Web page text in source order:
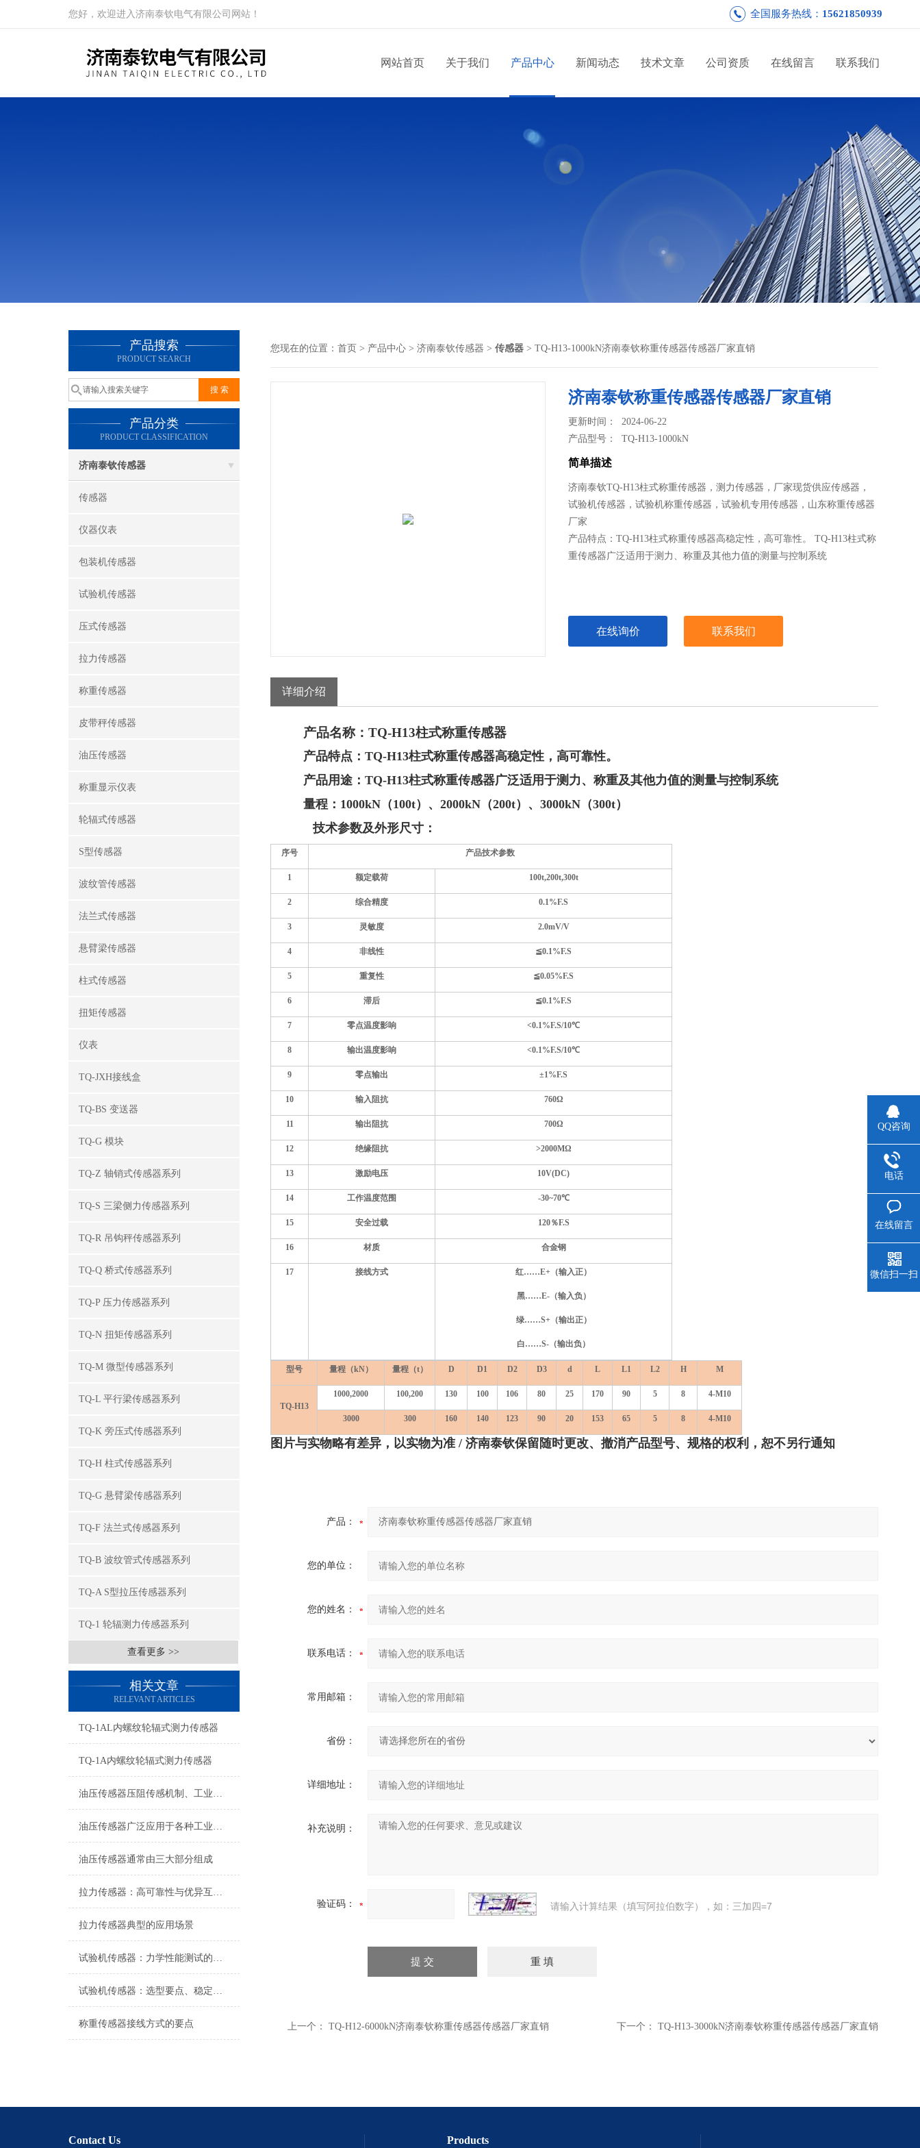
您好，欢迎进入济南泰钦电气有限公司网站！ 全国服务热线： 15621850939
网站首页 关于我们 产品中心 新闻动态 技术文章 公司资质 在线留言 联系我们
产品搜索
PRODUCT SEARCH
产品分类
PRODUCT CLASSIFICATION
济南泰钦传感器
传感器
仪器仪表
包装机传感器
试验机传感器
压式传感器
拉力传感器
称重传感器
皮带秤传感器
油压传感器
称重显示仪表
轮辐式传感器
S型传感器
波纹管传感器
法兰式传感器
悬臂梁传感器
柱式传感器
扭矩传感器
仪表
TQ-JXH接线盒
TQ-BS 变送器
TQ-G 模块
TQ-Z 轴销式传感器系列
TQ-S 三梁侧力传感器系列
TQ-R 吊钩秤传感器系列
TQ-Q 桥式传感器系列
TQ-P 压力传感器系列
TQ-N 扭矩传感器系列
TQ-M 微型传感器系列
TQ-L 平行梁传感器系列
TQ-K 旁压式传感器系列
TQ-H 柱式传感器系列
TQ-G 悬臂梁传感器系列
TQ-F 法兰式传感器系列
TQ-B 波纹管式传感器系列
TQ-A S型拉压传感器系列
TQ-1 轮辐测力传感器系列
查看更多 >>
相关文章
RELEVANT ARTICLES
TQ-1AL内螺纹轮辐式测力传感器
TQ-1A内螺纹轮辐式测力传感器
油压传感器压阻传感机制、工业工况适配与标准化运维管理
油压传感器广泛应用于各种工业自控环境
油压传感器通常由三大部分组成
拉力传感器：高可靠性与优异互换性的技术解析
拉力传感器典型的应用场景
试验机传感器：力学性能测试的核心组件解析
试验机传感器：选型要点、稳定性及分类详解
称重传感器接线方式的要点
您现在的位置： 首页 > 产品中心 > 济南泰钦传感器 > 传感器 > TQ-H13-1000kN济南泰钦称重传感器传感器厂家直销
济南泰钦称重传感器传感器厂家直销
更新时间： 2024-06-22
产品型号：TQ-H13-1000kN
简单描述
济南泰钦TQ-H13柱式称重传感器，测力传感器，厂家现货供应传感器，
试验机传感器，试验机称重传感器，试验机专用传感器，山东称重传感器
厂家
产品特点：TQ-H13柱式称重传感器高稳定性，高可靠性。 TQ-H13柱式称
重传感器广泛适用于测力、称重及其他力值的测量与控制系统
在线询价 联系我们
详细介绍
产品名称： TQ-H13柱式称重传感器
产品特点： TQ-H13柱式称重传感器高稳定性，高可靠性。
产品用途： TQ-H13柱式称重传感器广泛适用于测力、称重及其他力值的测量与控制系统
量程： 1000kN（100t）、2000kN（200t）、3000kN（300t）
技术参数及外形尺寸：
序号 产品技术参数
1 额定载荷 100t,200t,300t
2 综合精度 0.1%F.S
3 灵敏度 2.0mV/V
4 非线性 ≦0.1%F.S
5 重复性 ≦0.05%F.S
6 滞后 ≦0.1%F.S
7 零点温度影响 <0.1%F.S/10℃
8 输出温度影响 <0.1%F.S/10℃
9 零点输出 ±1%F.S
10 输入阻抗 760Ω
11 输出阻抗 700Ω
12 绝缘阻抗 >2000MΩ
13 激励电压 10V(DC)
14 工作温度范围 -30~70℃
15 安全过载 120％F.S
16 材质 合金钢
17 接线方式 红……E+（输入正）
黑……E-（输入负）
绿……S+（输出正）
白……S-（输出负）
型号 量程（kN） 量程（t） D D1 D2 D3 d L L1 L2 H M
TQ-H13
1000,2000 100,200 130 100 106 80 25 170 90 5 8 4-M10
3000 300 160 140 123 90 20 153 65 5 8 4-M10
图片与实物略有差异，以实物为准 / 济南泰钦保留随时更改、撤消产品型号、规格的权利，恕不另行通知
产品：
您的单位：
您的姓名：
联系电话：
常用邮箱：
省份：
详细地址：
补充说明：
验证码： 请输入计算结果（填写阿拉伯数字），如：三加四=7
上一个： TQ-H12-6000kN济南泰钦称重传感器传感器厂家直销 下一个： TQ-H13-3000kN济南泰钦称重传感器传感器厂家直销
Contact Us Products
QQ咨询
电话
在线留言
微信扫一扫